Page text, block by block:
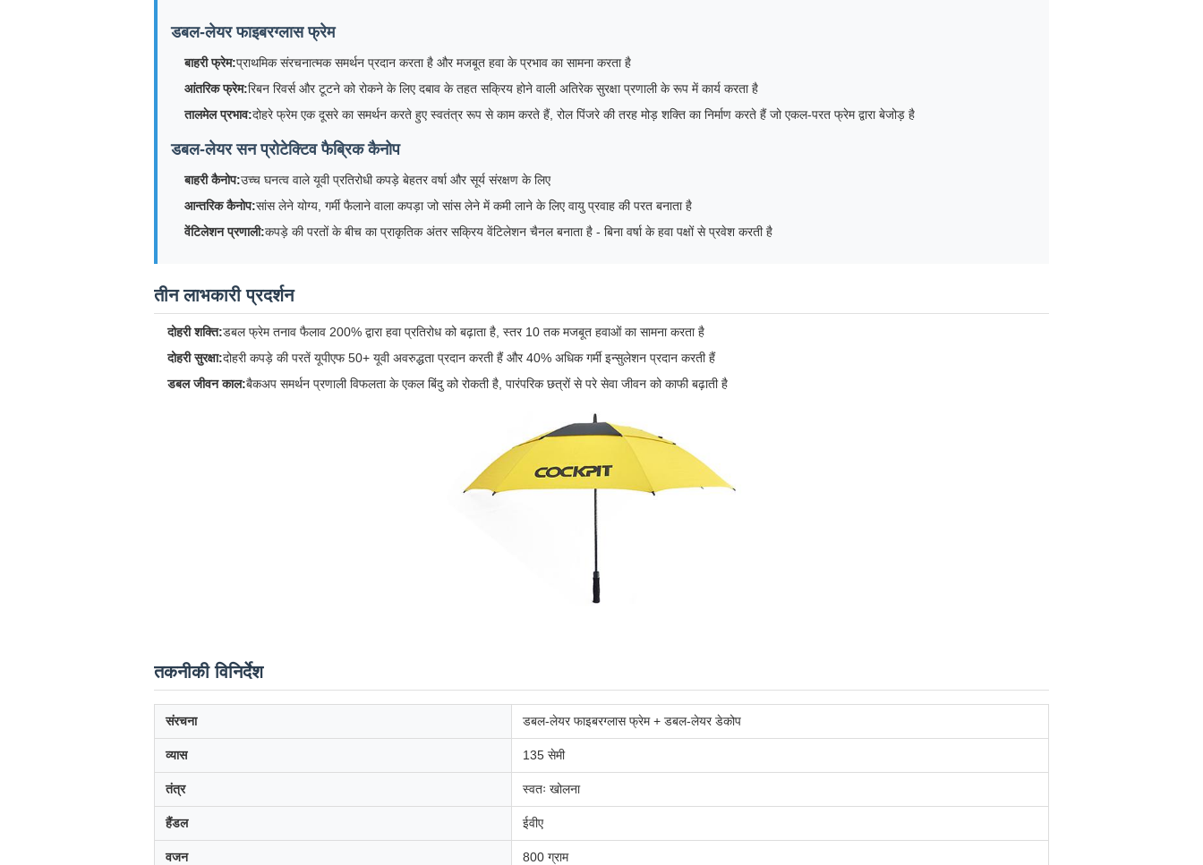
डबल-लेयर फाइबरग्लास फ्रेम
बाहरी फ्रेम:प्राथमिक संरचनात्मक समर्थन प्रदान करता है और मजबूत हवा के प्रभाव का सामना करता है
आंतरिक फ्रेम:रिबन रिवर्स और टूटने को रोकने के लिए दबाव के तहत सक्रिय होने वाली अतिरेक सुरक्षा प्रणाली के रूप में कार्य करता है
तालमेल प्रभाव:दोहरे फ्रेम एक दूसरे का समर्थन करते हुए स्वतंत्र रूप से काम करते हैं, रोल पिंजरे की तरह मोड़ शक्ति का निर्माण करते हैं जो एकल-परत फ्रेम द्वारा बेजोड़ है
डबल-लेयर सन प्रोटेक्टिव फैब्रिक कैनोप
बाहरी कैनोप:उच्च घनत्व वाले यूवी प्रतिरोधी कपड़े बेहतर वर्षा और सूर्य संरक्षण के लिए
आन्तरिक कैनोप:सांस लेने योग्य, गर्मी फैलाने वाला कपड़ा जो सांस लेने में कमी लाने के लिए वायु प्रवाह की परत बनाता है
वेंटिलेशन प्रणाली:कपड़े की परतों के बीच का प्राकृतिक अंतर सक्रिय वेंटिलेशन चैनल बनाता है - बिना वर्षा के हवा पक्षों से प्रवेश करती है
तीन लाभकारी प्रदर्शन
दोहरी शक्ति:डबल फ्रेम तनाव फैलाव 200% द्वारा हवा प्रतिरोध को बढ़ाता है, स्तर 10 तक मजबूत हवाओं का सामना करता है
दोहरी सुरक्षा:दोहरी कपड़े की परतें यूपीएफ 50+ यूवी अवरुद्धता प्रदान करती हैं और 40% अधिक गर्मी इन्सुलेशन प्रदान करती हैं
डबल जीवन काल:बैकअप समर्थन प्रणाली विफलता के एकल बिंदु को रोकती है, पारंपरिक छत्रों से परे सेवा जीवन को काफी बढ़ाती है
तकनीकी विनिर्देश
संरचना डबल-लेयर फाइबरग्लास फ्रेम + डबल-लेयर डेकोप
व्यास 135 सेमी
तंत्र स्वतः खोलना
हैंडल ईवीए
वजन 800 ग्राम